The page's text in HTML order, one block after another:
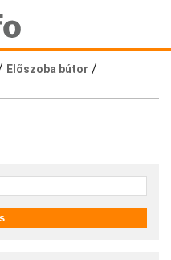
Előszoba bútor /